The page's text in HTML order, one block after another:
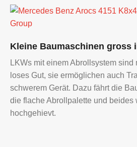
Volken
Group
Mercedes
Arocs
4151
K8x4/4
4250
|
Kleine Baumaschinen gross
LKWs mit einem Abrollsystem sind
loses Gut, sie ermöglichen auch
schwerem Gerät. Dazu fährt die
die flache Abrollpalette und beides
hochgehievt.